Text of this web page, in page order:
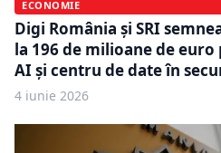
ECONOMIE
Digi România și SRI
la 196 de milioane de
AI și centru de date în
4 iunie 2026